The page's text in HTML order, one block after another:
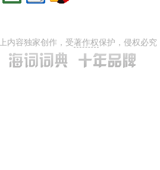
内容独家创作，受著作权保护，侵权必究